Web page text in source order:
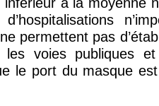
permettent pas
voies publiques
le port du masque